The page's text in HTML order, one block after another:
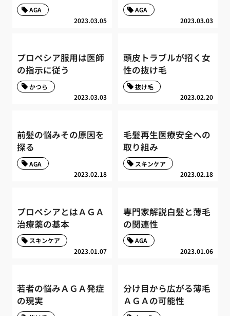
2023.03.05
AGA
2023.03.03
AGA
プロペシア服用は医師
の指示に従う
2023.03.03
かつら
頭皮トラブルが招く女
性の抜け毛
2023.02.20
抜け毛
前髪の悩みその原因を
探る
2023.02.18
AGA
毛髪再生医療安全への
取り組み
2023.02.18
スキンケア
プロペシアとはＡＧＡ
治療薬の基本
2023.01.07
スキンケア
専門家解説白髪と薄毛
の関連性
2023.01.06
AGA
若者の悩みＡＧＡ発症
の現実
分け目から広がる薄毛
ＡＧＡの可能性